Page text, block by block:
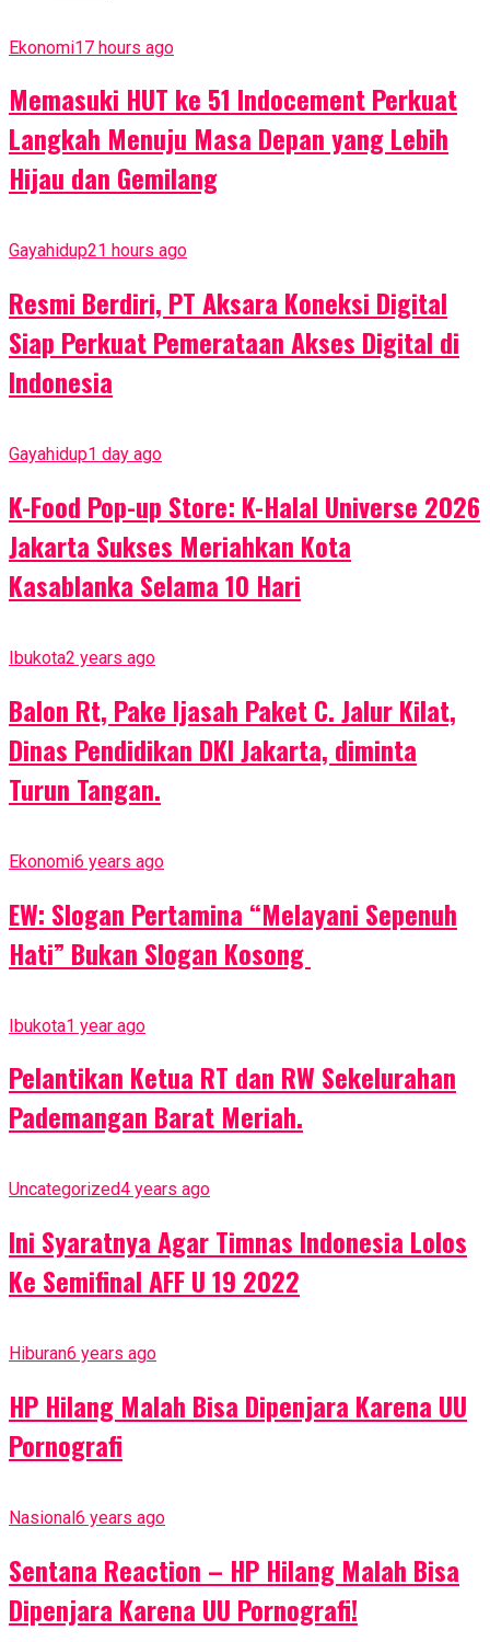
Ekonomi17 hours ago
Memasuki HUT ke 51 Indocement Perkuat
Langkah Menuju Masa Depan yang Lebih
Hijau dan Gemilang
Gayahidup21 hours ago
Resmi Berdiri, PT Aksara Koneksi Digital
Siap Perkuat Pemerataan Akses Digital di
Indonesia
Gayahidup1 day ago
K-Food Pop-up Store: K-Halal Universe 2026
Jakarta Sukses Meriahkan Kota
Kasablanka Selama 10 Hari
Ibukota2 years ago
Balon Rt, Pake Ijasah Paket C. Jalur Kilat,
Dinas Pendidikan DKI Jakarta, diminta
Turun Tangan.
Ekonomi6 years ago
EW: Slogan Pertamina “Melayani Sepenuh
Hati” Bukan Slogan Kosong
Ibukota1 year ago
Pelantikan Ketua RT dan RW Sekelurahan
Pademangan Barat Meriah.
Uncategorized4 years ago
Ini Syaratnya Agar Timnas Indonesia Lolos
Ke Semifinal AFF U 19 2022
Hiburan6 years ago
HP Hilang Malah Bisa Dipenjara Karena UU
Pornografi
Nasional6 years ago
Sentana Reaction – HP Hilang Malah Bisa
Dipenjara Karena UU Pornografi!